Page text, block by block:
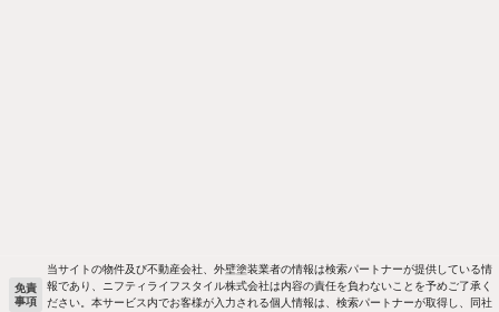
免責
事項
当サイトの物件及び不動産会社、外壁塗装業者の情報は検索パートナーが提供している情
報であり、ニフティライフスタイル株式会社は内容の責任を負わないことを予めご了承く
ださい。本サービス内でお客様が入力される個人情報は、検索パートナーが取得し、同社